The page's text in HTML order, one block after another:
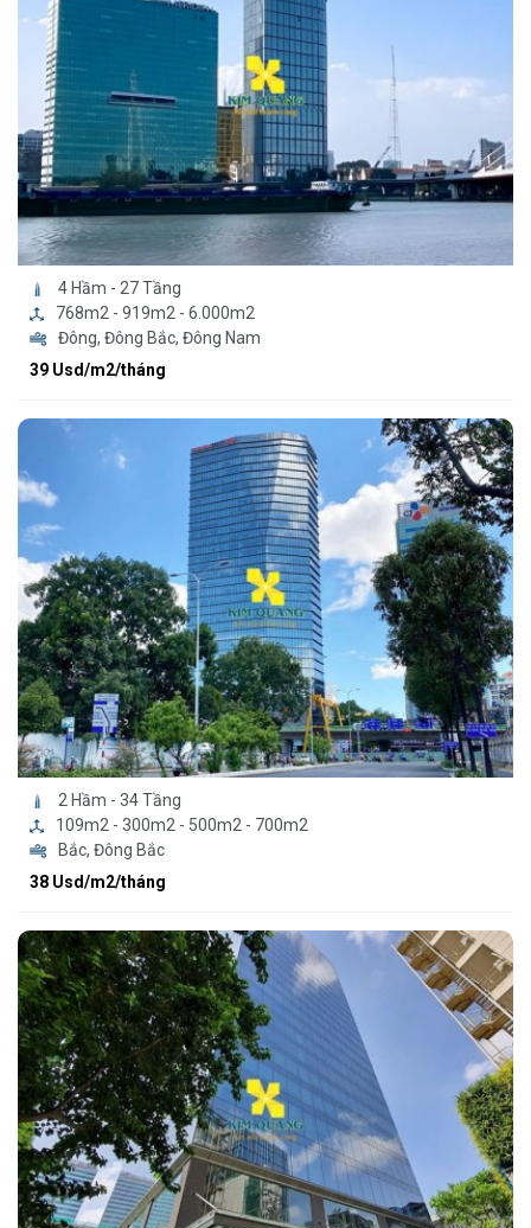
4 Hầm - 27 Tầng
768m2 - 919m2 - 6.000m2
Đông, Đông Bắc, Đông Nam
39 Usd/m2/tháng
2 Hầm - 34 Tầng
109m2 - 300m2 - 500m2 - 700m2
Bắc, Đông Bắc
38 Usd/m2/tháng